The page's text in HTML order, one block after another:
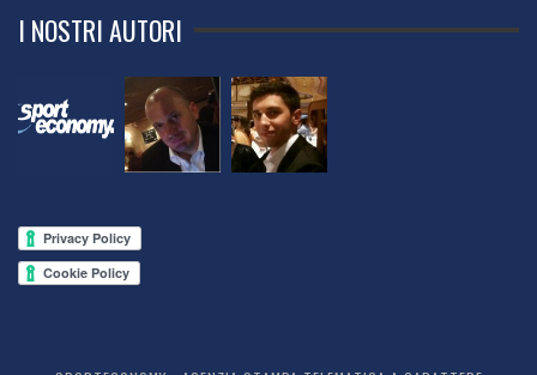
I NOSTRI AUTORI